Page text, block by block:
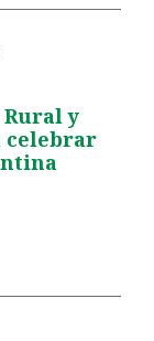
Rural y
celebrar